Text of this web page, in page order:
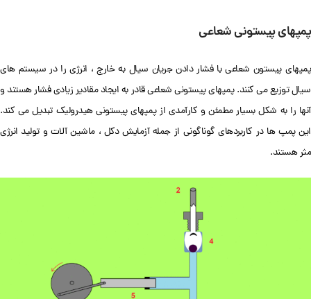
پمپهای پیستونی شعاعی
پمپهای پیستون شعاعی با فشار دادن جریان سیال به خارج ، انرژی را در سیستم های
سیال توزیع می کنند. پمپهای پیستونی شعاعی قادر به ایجاد مقادیر زیادی فشار هستند و
آنها را به شکل بسیار مطمئن و کارآمدی از پمپهای پیستونی هیدرولیک تبدیل می کند.
این پمپ ها در کاربردهای گوناگونی از جمله آزمایش دکل ، ماشین آلات و تولید انرژی
مثر هستند.